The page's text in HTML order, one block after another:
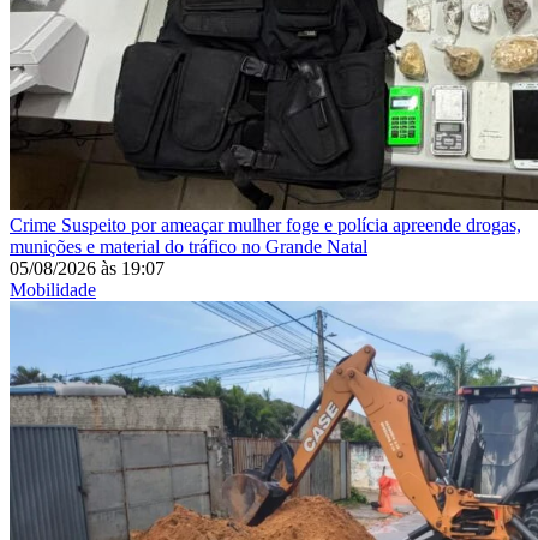
Crime Suspeito por ameaçar mulher foge e polícia apreende drogas,
munições e material do tráfico no Grande Natal
05/08/2026 às 19:07
Mobilidade